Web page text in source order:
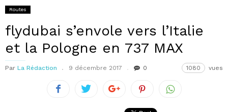
Routes
flydubai s’envole vers l’Italie
et la Pologne en 737 MAX
Par La Rédaction 9 décembre 2017 0 1080 vues